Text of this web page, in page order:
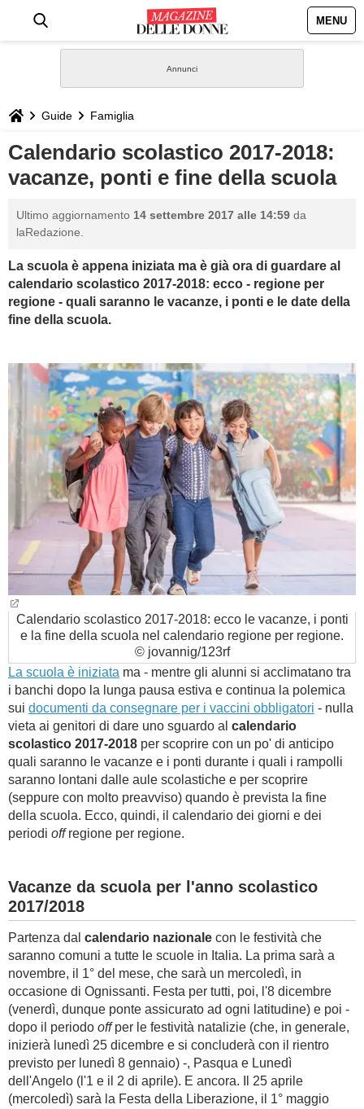
MENU
STILE
BIOGRAFIE
DEFINIZIONI
GASTRONOMIA
CAPELLI
BAMBINO
DIETA
GUIDE
FORUM
Guide Famiglia
Calendario scolastico 2017-2018:
vacanze, ponti e fine della scuola
Ultimo aggiornamento 14 settembre 2017 alle 14:59 da
laRedazione.
La scuola è appena iniziata ma è già ora di guardare al
calendario scolastico 2017-2018: ecco - regione per
regione - quali saranno le vacanze, i ponti e le date della
fine della scuola.
Calendario scolastico 2017-2018: ecco le vacanze, i ponti
e la fine della scuola nel calendario regione per regione.
© jovannig/123rf
La scuola è iniziata ma - mentre gli alunni si acclimatano tra
i banchi dopo la lunga pausa estiva e continua la polemica
sui documenti da consegnare per i vaccini obbligatori - nulla
vieta ai genitori di dare uno sguardo al calendario
scolastico 2017-2018 per scoprire con un po' di anticipo
quali saranno le vacanze e i ponti durante i quali i rampolli
saranno lontani dalle aule scolastiche e per scoprire
(seppure con molto preavviso) quando è prevista la fine
della scuola. Ecco, quindi, il calendario dei giorni e dei
periodi offregione per regione.
Vacanze da scuola per l'anno scolastico
2017/2018
Partenza dal calendario nazionale con le festività che
saranno comuni a tutte le scuole in Italia. La prima sarà a
novembre, il 1° del mese, che sarà un mercoledì, in
occasione di Ognissanti. Festa per tutti, poi, l'8 dicembre
(venerdì, dunque ponte assicurato ad ogni latitudine) e poi -
dopo il periodo offper le festività natalizie (che, in generale,
inizierà lunedì 25 dicembre e si concluderà con il rientro
previsto per lunedì 8 gennaio) -, Pasqua e Lunedì
dell'Angelo (l'1 e il 2 di aprile). E ancora. Il 25 aprile
(mercoledì) sarà la Festa della Liberazione, il 1° maggio